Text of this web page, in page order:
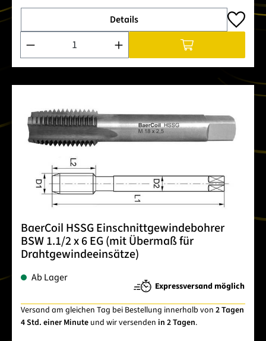
Details
Produkt Anzahl: Gib den gewünschten Wert ein oder
BaerCoil HSSG Einschnittgewindebohrer
BSW 1.1/2 x 6 EG (mit Übermaß für
Drahtgewindeeinsätze)
Ab Lager
Expressversand möglich
Versand am gleichen Tag bei Bestellung innerhalb von 2 Tagen
4 Std. einer Minute und wir versenden in 2 Tagen.